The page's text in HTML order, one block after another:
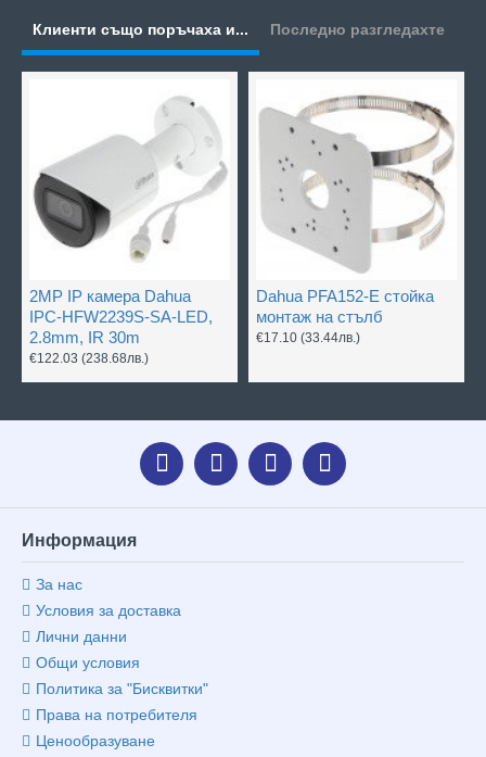
Клиенти също поръчаха и... Последно разгледахте
2MP IP камера Dahua
IPC-HFW2239S-SA-LED,
2.8mm, IR 30m
€122.03 (238.68лв.)
Dahua PFA152-E стойка
монтаж на стълб
€17.10 (33.44лв.)
Информация
За нас
Условия за доставка
Лични данни
Общи условия
Политика за "Бисквитки"
Права на потребителя
Ценообразуване